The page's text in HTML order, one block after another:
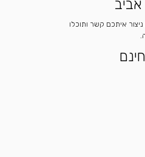
תהיה מוכנה (עד 24 שעות) ניצור איתכם קשר ותוכלו